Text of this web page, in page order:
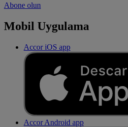
Abone olun
Mobil Uygulama
Accor iOS app
Accor Android app